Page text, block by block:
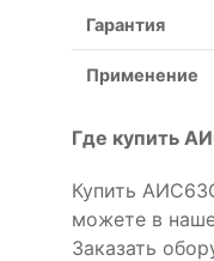
Гарантия
Применение
Где купить
Купить
можете в
Заказать